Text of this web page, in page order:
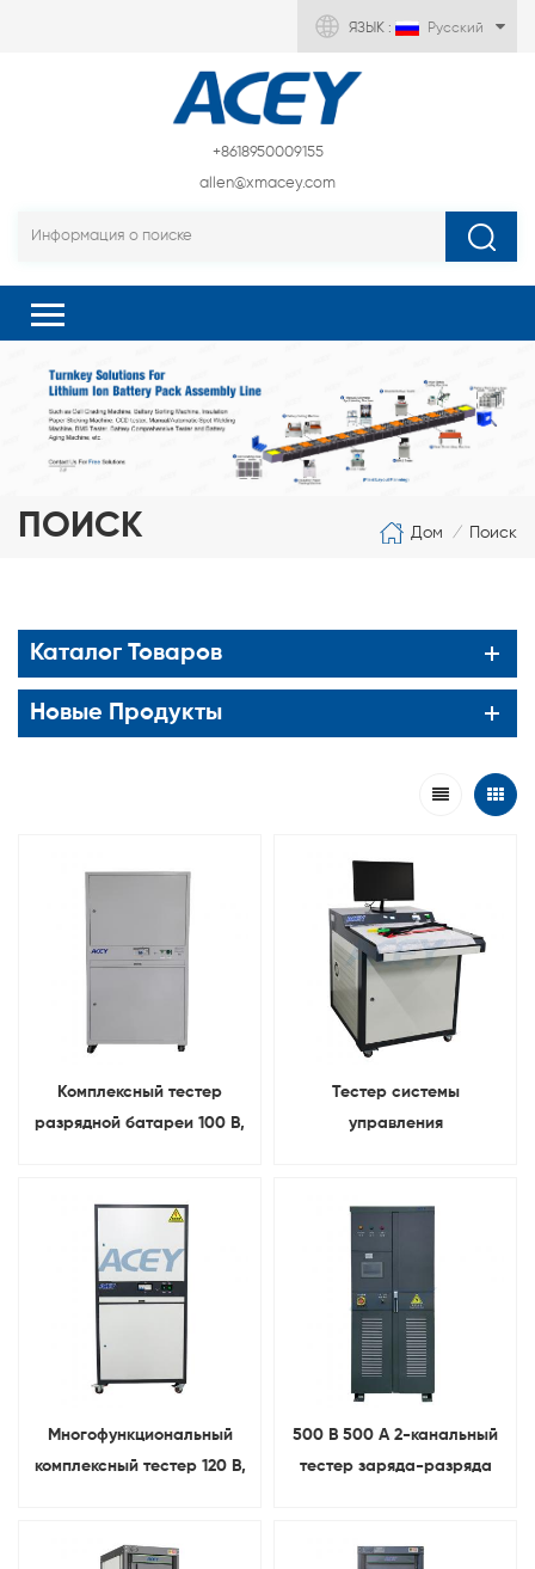
ЯЗЫК : Русский
+8618950009155
allen@xmacey.com
ПОИСК Дом / Поиск
Каталог Товаров
Новые Продукты
Комплексный тестер
разрядной батареи 100 В,
Тестер системы
управления
А, зарядка 200 А,
машина BMS
Многофункциональный
комплексный тестер 120 В,
батареи
500 В 500 А 2-канальный
тестер заряда-разряда